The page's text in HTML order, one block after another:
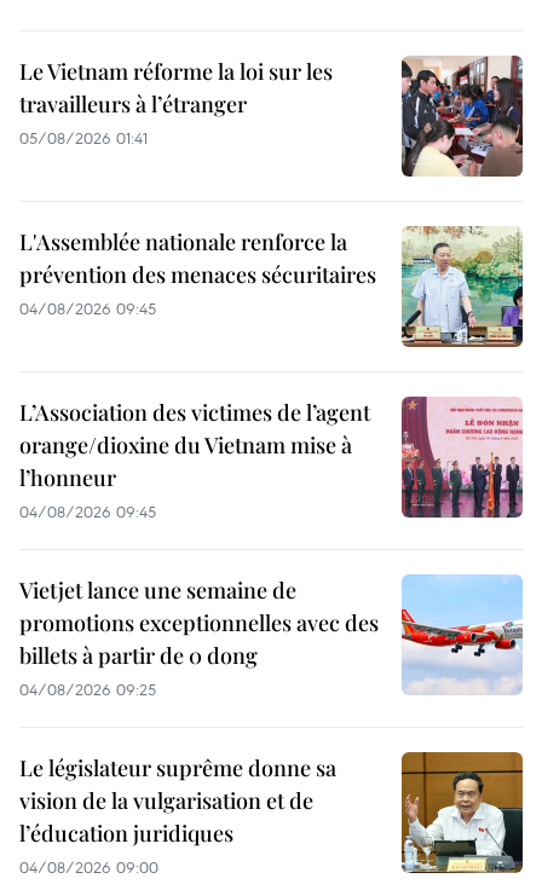
Le Vietnam réforme la loi sur les
travailleurs à l’étranger
05/08/2026 01:41
L'Assemblée nationale renforce la
prévention des menaces sécuritaires
04/08/2026 09:45
L’Association des victimes de l’agent
orange/dioxine du Vietnam mise à
l’honneur
04/08/2026 09:45
Vietjet lance une semaine de
promotions exceptionnelles avec des
billets à partir de 0 dong
04/08/2026 09:25
Le législateur suprême donne sa
vision de la vulgarisation et de
l’éducation juridiques
04/08/2026 09:00